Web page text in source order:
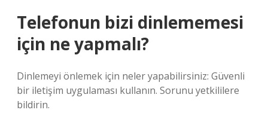
Telefonun bizi dinlememesi
için ne yapmalı?
Dinlemeyi önlemek için neler yapabilirsiniz: Güvenli
bir iletişim uygulaması kullanın. Sorunu yetkililere
bildirin.